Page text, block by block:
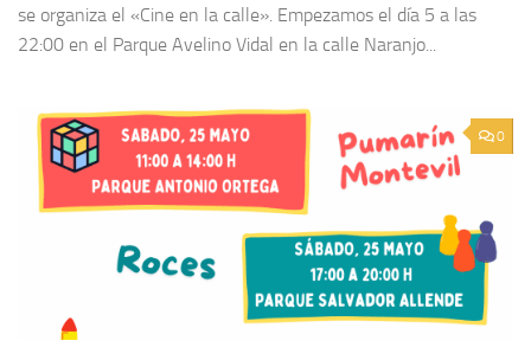
se organiza el «Cine en la calle». Empezamos el día 5 a las
22:00 en el Parque Avelino Vidal en la calle Naranjo...
0